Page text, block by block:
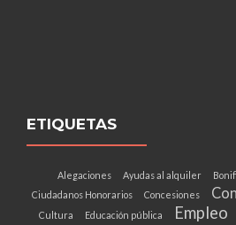
ETIQUETAS
Alegaciones Ayudas al alquiler
Ciudadanos Honorarios Concesiones
Cultura Educación pública Empleo